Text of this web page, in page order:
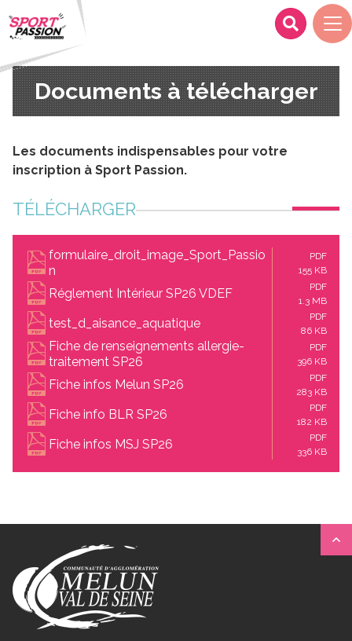
Documents à télécharger
Les documents indispensables pour votre
inscription à Sport Passion.
TÉLÉCHARGER
formulaire_droit_image_Sport_Passio
n
PDF
155 KB
Réglement Intérieur SP26 VDEF
PDF
1.3 MB
test_d_aisance_aquatique
PDF
86 KB
Fiche de renseignements allergie-
traitement SP26
PDF
396 KB
Fiche infos Melun SP26
PDF
283 KB
Fiche info BLR SP26
PDF
182 KB
Fiche infos MSJ SP26
PDF
336 KB